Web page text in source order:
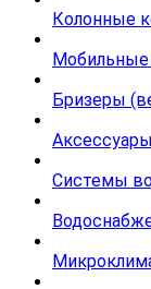
Колонные
Мобильные
Бризеры
Системы